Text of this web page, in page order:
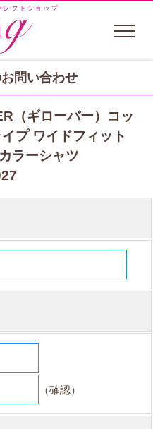
レクトショップ
問い合わせ
（ギローバー）コッ
イプ ワイドフィット
ラーシャツ
（確認）